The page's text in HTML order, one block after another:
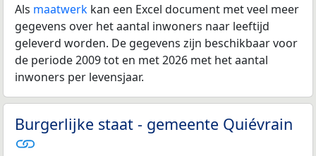
Als maatwerk kan een Excel document met veel meer
gegevens over het aantal inwoners naar leeftijd
geleverd worden. De gegevens zijn beschikbaar voor
de periode 2009 tot en met 2026 met het aantal
inwoners per levensjaar.
Burgerlijke staat - gemeente Quiévrain